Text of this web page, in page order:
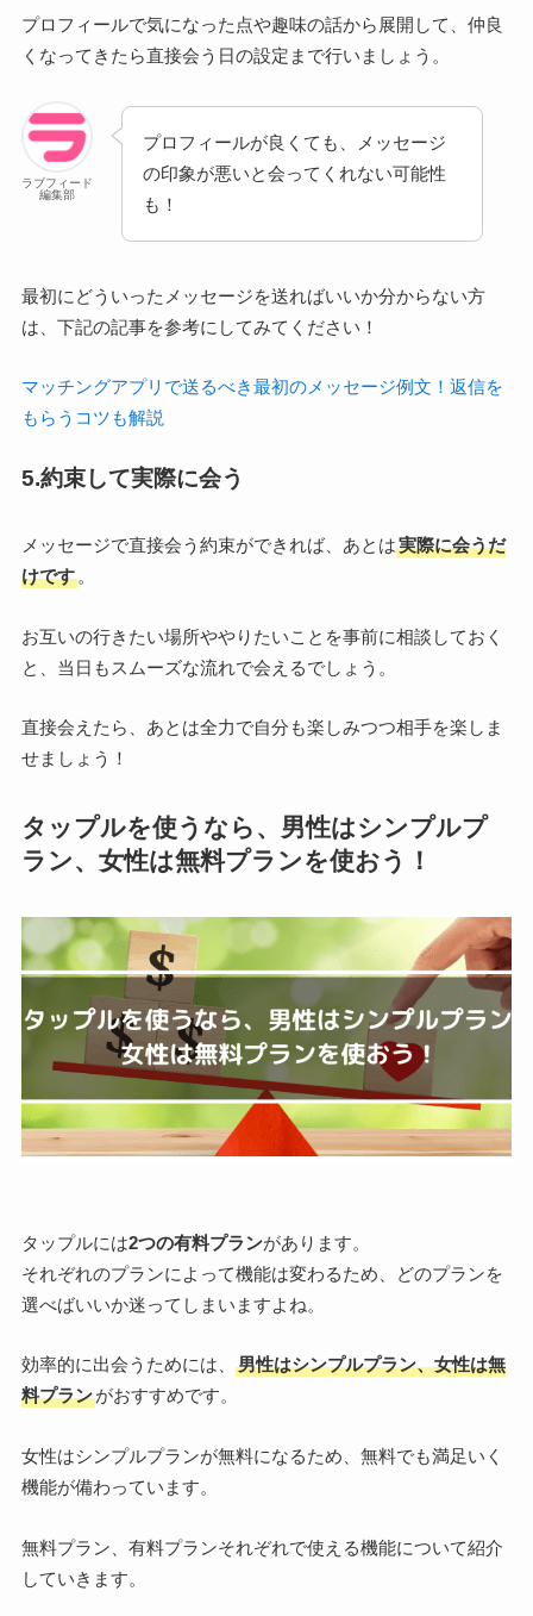
プロフィールで気になった点や趣味の話から展開して、仲良
くなってきたら直接会う日の設定まで行いましょう。
ラブフィード
編集部
プロフィールが良くても、メッセージ
の印象が悪いと会ってくれない可能性
も！
最初にどういったメッセージを送ればいいか分からない方
は、下記の記事を参考にしてみてください！
マッチングアプリで送るべき最初のメッセージ例文！返信を
もらうコツも解説
5.約束して実際に会う
メッセージで直接会う約束ができれば、あとは実際に会うだ
けです。
お互いの行きたい場所ややりたいことを事前に相談しておく
と、当日もスムーズな流れで会えるでしょう。
直接会えたら、あとは全力で自分も楽しみつつ相手を楽しま
せましょう！
タップルを使うなら、男性はシンプルプ
ラン、女性は無料プランを使おう！
タップルには2つの有料プランがあります。
それぞれのプランによって機能は変わるため、どのプランを
選べばいいか迷ってしまいますよね。
効率的に出会うためには、
男性はシンプルプラン、女性は無
料プランがおすすめです。
女性はシンプルプランが無料になるため、無料でも満足いく
機能が備わっています。
無料プラン、有料プランそれぞれで使える機能について紹介
していきます。